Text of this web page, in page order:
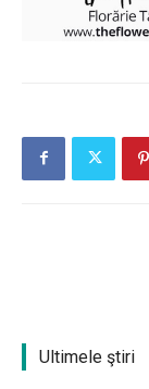
Ultimele ştiri